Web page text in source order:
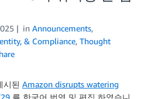
in Announcements,
& Compliance, Thought
시된 Amazon disrupts watering
를 한국어 번역 및 편집 하였습니